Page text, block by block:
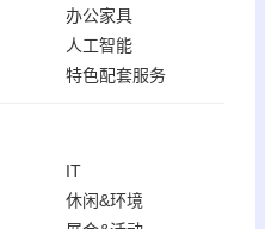
办公家具
人工智能
特色配套服务
IT
休闲&环境